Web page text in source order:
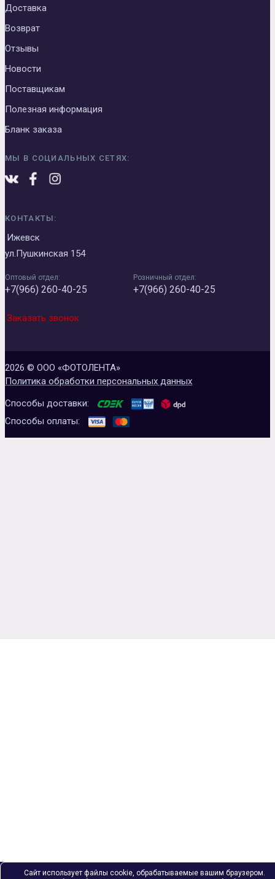
Доставка
Возврат
Отзывы
Новости
Поставщикам
Полезная информация
Бланк заказа
МЫ В СОЦИАЛЬНЫХ СЕТЯХ:
КОНТАКТЫ:
Ижевск
ул.Пушкинская 154
Оптовый отдел:
+7(966) 260-40-25
Розничный отдел:
+7(966) 260-40-25
Заказать звонок
2026 © ООО «ФОТОЛЕНТА»
Политика обработки персональных данных
Способы доставки:
Способы оплаты:
Сайт использует файлы cookie, обрабатываемые вашим браузером.